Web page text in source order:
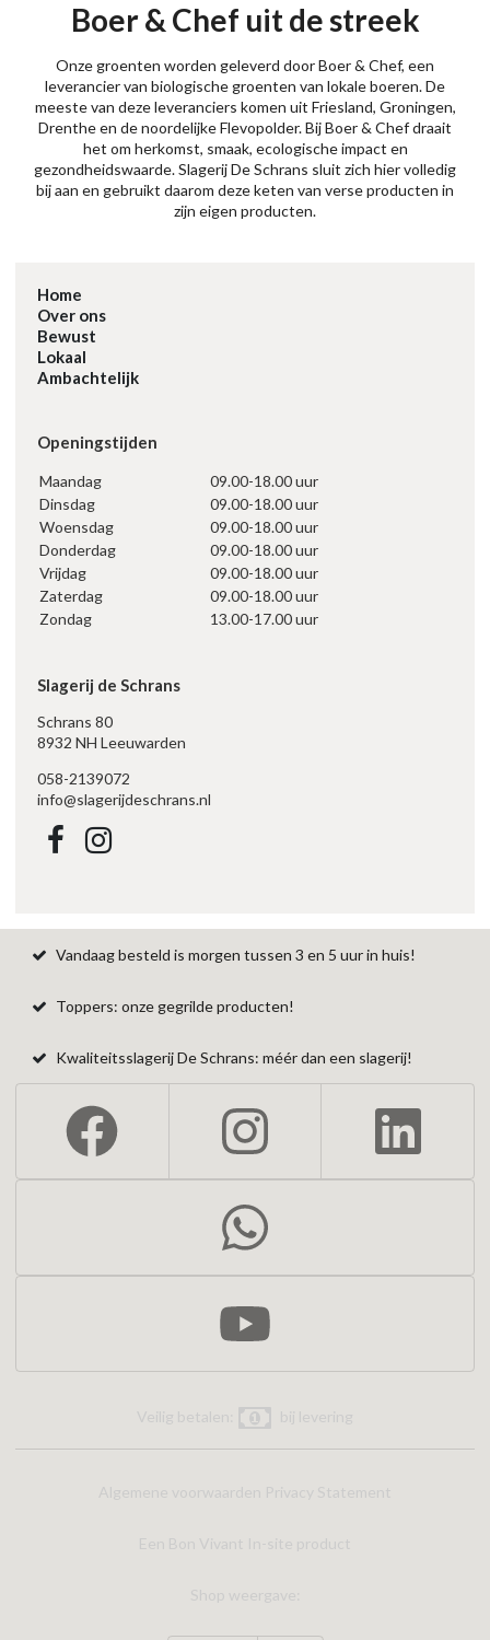
Boer & Chef uit de streek
Onze groenten worden geleverd door Boer & Chef, een
leverancier van biologische groenten van lokale boeren. De
meeste van deze leveranciers komen uit Friesland, Groningen,
Drenthe en de noordelijke Flevopolder. Bij Boer & Chef draait
het om herkomst, smaak, ecologische impact en
gezondheidswaarde. Slagerij De Schrans sluit zich hier volledig
bij aan en gebruikt daarom deze keten van verse producten in
zijn eigen producten.
Home
Over ons
Bewust
Lokaal
Ambachtelijk
Openingstijden
Maandag
09.00-18.00 uur
Dinsdag
09.00-18.00 uur
Woensdag
09.00-18.00 uur
Donderdag
09.00-18.00 uur
Vrijdag
09.00-18.00 uur
Zaterdag
09.00-18.00 uur
Zondag
13.00-17.00 uur
Slagerij de Schrans
Schrans 80
8932 NH Leeuwarden
058-2139072
info@slagerijdeschrans.nl
Vandaag besteld is morgen tussen 3 en 5 uur in huis!
Toppers: onze gegrilde producten!
Kwaliteitsslagerij De Schrans: méér dan een slagerij!